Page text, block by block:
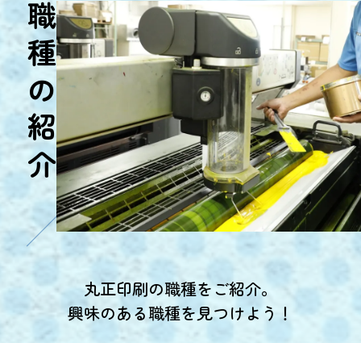
職種の紹介
丸正印刷の職種をご紹介。
興味のある職種を見つけよう！